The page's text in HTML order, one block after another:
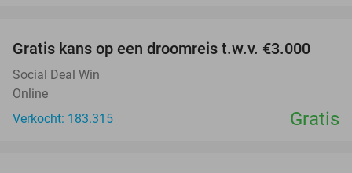
Gratis kans op een droomreis t.w.v. €3.000
Social Deal Win
Online
Verkocht: 183.315
Gratis